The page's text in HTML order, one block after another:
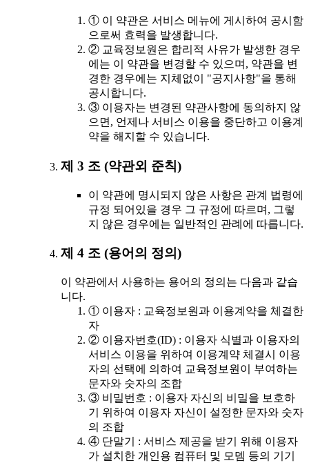
① 이 약관은 서비스 메뉴에 게시하여 공시함
으로써 효력을 발생합니다.
② 교육정보원은 합리적 사유가 발생한 경우
에는 이 약관을 변경할 수 있으며, 약관을 변
경한 경우에는 지체없이 "공지사항"을 통해
공시합니다.
③ 이용자는 변경된 약관사항에 동의하지 않
으면, 언제나 서비스 이용을 중단하고 이용계
약을 해지할 수 있습니다.
제 3 조 (약관외 준칙)
이 약관에 명시되지 않은 사항은 관계 법령에
규정 되어있을 경우 그 규정에 따르며, 그렇
지 않은 경우에는 일반적인 관례에 따릅니다.
제 4 조 (용어의 정의)
이 약관에서 사용하는 용어의 정의는 다음과 같습
니다.
① 이용자 : 교육정보원과 이용계약을 체결한
자
② 이용자번호(ID) : 이용자 식별과 이용자의
서비스 이용을 위하여 이용계약 체결시 이용
자의 선택에 의하여 교육정보원이 부여하는
문자와 숫자의 조합
③ 비밀번호 : 이용자 자신의 비밀을 보호하
기 위하여 이용자 자신이 설정한 문자와 숫자
의 조합
④ 단말기 : 서비스 제공을 받기 위해 이용자
가 설치한 개인용 컴퓨터 및 모뎀 등의 기기